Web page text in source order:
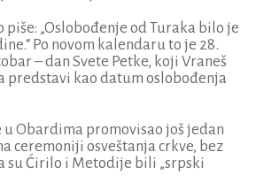
piše: „Oslobođenje od Turaka bilo je
Po novom kalendaru to je 28.
– dan Svete Petke, koji Vraneš
predstavi kao datum oslobođenja
Obardima promovisao još jedan
ceremoniji osveštanja crkve, bez
su Ćirilo i Metodije bili „srpski